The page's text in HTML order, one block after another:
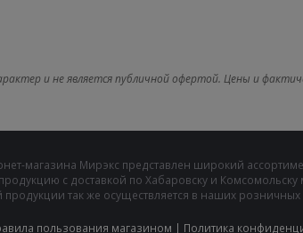
и не является публичной офертой. Цены и
магазина Мирэкс представлен широкий
с доставкой по Хабаровску и
продукции так же осуществляется в наших
пользования магазином | Политика